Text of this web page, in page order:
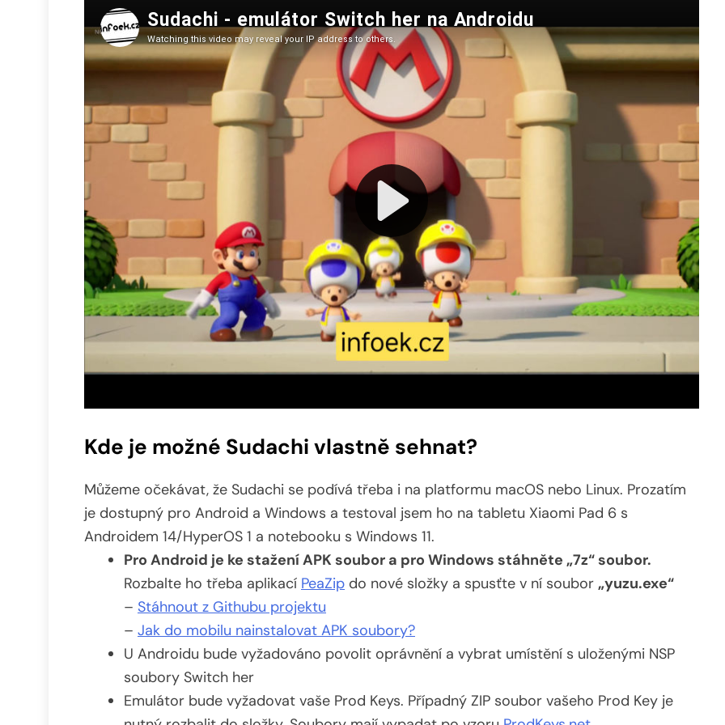
Kde je možné Sudachi vlastně sehnat?
Můžeme očekávat, že Sudachi se podívá třeba i na platformu macOS nebo Linux. Prozatím
je dostupný pro Android a Windows a testoval jsem ho na tabletu Xiaomi Pad 6 s
Androidem 14/HyperOS 1 a notebooku s Windows 11.
Pro Android je ke stažení APK soubor a pro Windows stáhněte „7z“ soubor.
Rozbalte ho třeba aplikací PeaZip do nové složky a spusťte v ní soubor „yuzu.exe“
– Stáhnout z Githubu projektu
– Jak do mobilu nainstalovat APK soubory?
U Androidu bude vyžadováno povolit oprávnění a vybrat umístění s uloženými NSP
soubory Switch her
Emulátor bude vyžadovat vaše Prod Keys. Případný ZIP soubor vašeho Prod Key je